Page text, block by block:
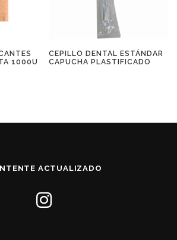
1000U
CEPILLO DENTAL ESTÁNDAR
CAPUCHA PLASTIFICADO
ACTUALIZADO